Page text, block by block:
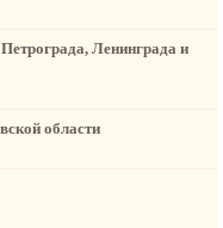
Ленинграда и
области